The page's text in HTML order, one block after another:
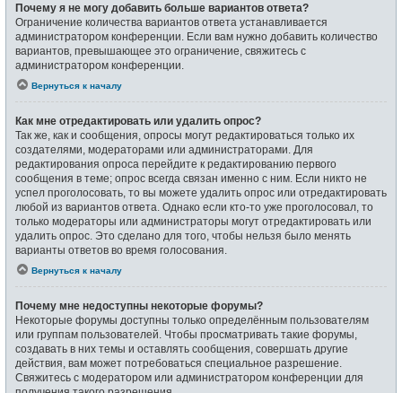
Почему я не могу добавить больше вариантов ответа?
Ограничение количества вариантов ответа устанавливается
администратором конференции. Если вам нужно добавить количество
вариантов, превышающее это ограничение, свяжитесь с
администратором конференции.
Вернуться к началу
Как мне отредактировать или удалить опрос?
Так же, как и сообщения, опросы могут редактироваться только их
создателями, модераторами или администраторами. Для
редактирования опроса перейдите к редактированию первого
сообщения в теме; опрос всегда связан именно с ним. Если никто не
успел проголосовать, то вы можете удалить опрос или отредактировать
любой из вариантов ответа. Однако если кто-то уже проголосовал, то
только модераторы или администраторы могут отредактировать или
удалить опрос. Это сделано для того, чтобы нельзя было менять
варианты ответов во время голосования.
Вернуться к началу
Почему мне недоступны некоторые форумы?
Некоторые форумы доступны только определённым пользователям
или группам пользователей. Чтобы просматривать такие форумы,
создавать в них темы и оставлять сообщения, совершать другие
действия, вам может потребоваться специальное разрешение.
Свяжитесь с модератором или администратором конференции для